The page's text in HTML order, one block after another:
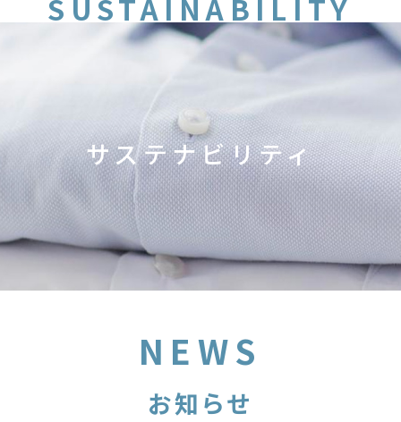
サステナビリティ
NEWS
お知らせ